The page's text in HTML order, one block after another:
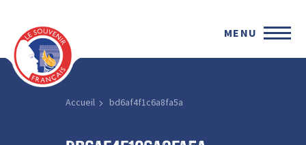
MENU
Accueil bd6af4f1c6a8fa5a